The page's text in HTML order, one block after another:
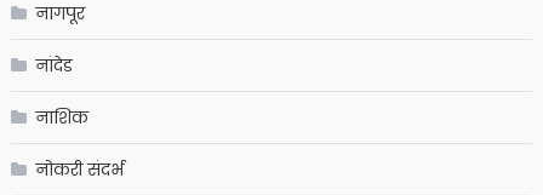
नागपूर
नांदेड
नाशिक
नोकरी संदर्भ